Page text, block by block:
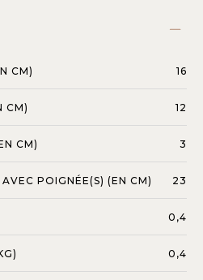
CM) 16
CM) 12
CM) 3
POIGNÉE(S) (EN CM) 23
0,4
0,4